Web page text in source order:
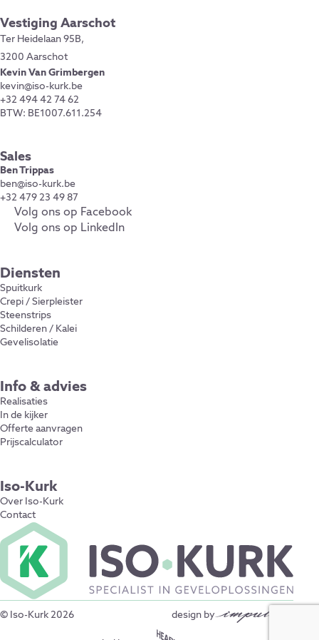
Vestiging Aarschot
Ter Heidelaan 95B,
3200 Aarschot
Kevin Van Grimbergen
kevin@iso-kurk.be
+32 494 42 74 62
BTW: BE1007.611.254
Sales
Ben Trippas
ben@iso-kurk.be
+32 479 23 49 87
Volg ons op Facebook
Volg ons op LinkedIn
Diensten
Spuitkurk
Crepi / Sierpleister
Steenstrips
Schilderen / Kalei
Gevelisolatie
Info & advies
Realisaties
In de kijker
Offerte aanvragen
Prijscalculator
Iso-Kurk
Over Iso-Kurk
Contact
© Iso-Kurk 2026 design by